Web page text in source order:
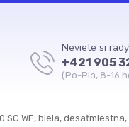
Neviete si
+421 905
(Po-Pia, 8-16
SC WE, biela,